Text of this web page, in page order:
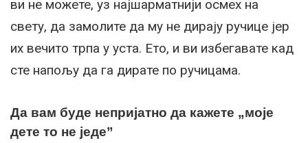
ви не можете, уз најшарматнији осмех на
свету, да замолите да му не дирају ручице јер
их вечито трпа у уста. Ето, и ви избегавате кад
сте напољу да га дирате по ручицама.
Да вам буде непријатно да кажете „моје
дете то не једе”